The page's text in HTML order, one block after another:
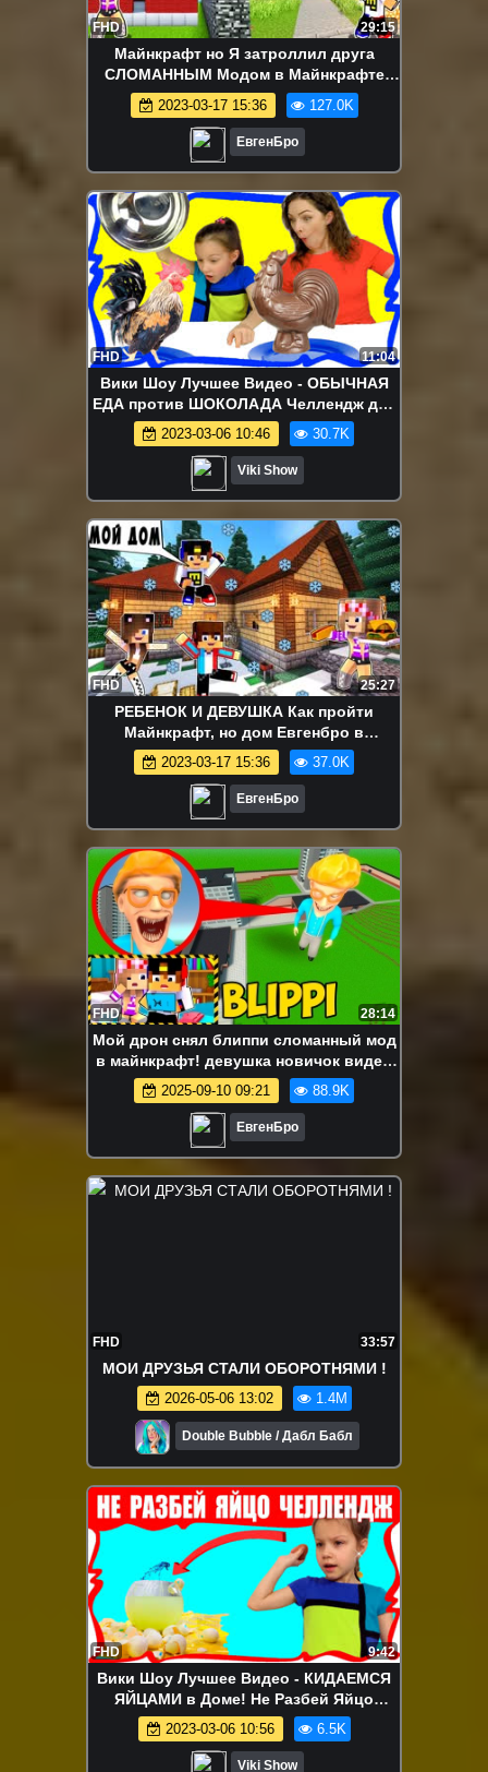
FHD 29:15
Майнкрафт но Я затроллил друга
СЛОМАННЫМ Модом в Майнкрафте
Троллинг Ловушка Minecraft
2023-03-17 15:36 127.0K
ЕвгенБро
FHD 11:04
Вики Шоу Лучшее Видео - ОБЫЧНАЯ
ЕДА против ШОКОЛАДА Челлендж для
детей Шоколадная Coca Cola vs
Настоящая / Вики Шоу
2023-03-06 10:46 30.7K
Viki Show
FHD 25:27
РЕБЕНОК И ДЕВУШКА Как пройти
Майнкрафт, но дом Евгенбро в
реальной жизни ! НУБ И ПРО ВИДЕО
MINECRAFT
2023-03-17 15:36 37.0K
ЕвгенБро
FHD 28:14
Мой дрон снял блиппи сломанный мод
в майнкрафт! девушка новичок видео
minecraft
2025-09-10 09:21 88.9K
ЕвгенБро
FHD 33:57
МОИ ДРУЗЬЯ СТАЛИ ОБОРОТНЯМИ !
2026-05-06 13:02 1.4M
Double Bubble / Дабл Бабл
FHD 9:42
Вики Шоу Лучшее Видео - КИДАЕМСЯ
ЯЙЦАМИ в Доме! Не Разбей Яйцо
Челлендж Проверка с Канала Mister
Max / Вики Шоу
2023-03-06 10:56 6.5K
Viki Show